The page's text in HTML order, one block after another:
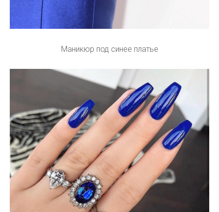
Маникюр под синее платье